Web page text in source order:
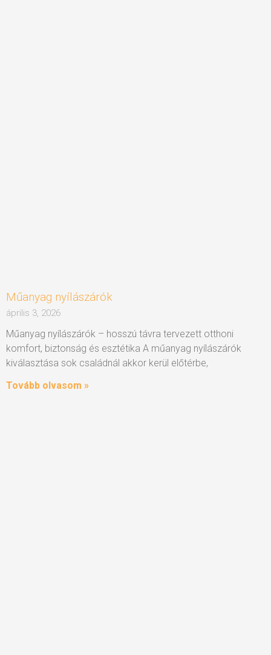
Műanyag nyílászárók
április 3, 2026
Műanyag nyílászárók – hosszú távra tervezett otthoni
komfort, biztonság és esztétika A műanyag nyílászárók
kiválasztása sok családnál akkor kerül előtérbe,
Tovább olvasom »